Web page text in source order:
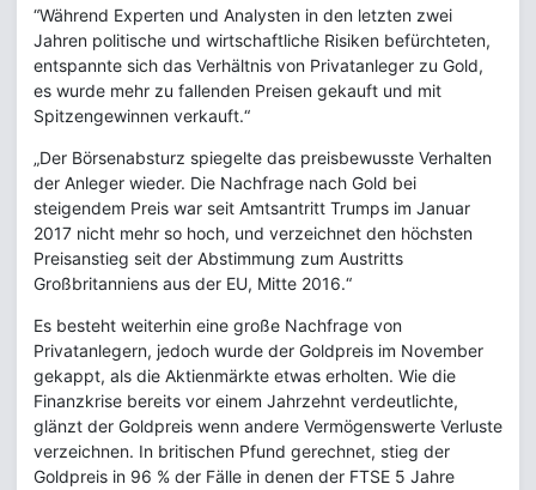
“Während Experten und Analysten in den letzten zwei
Jahren politische und wirtschaftliche Risiken befürchteten,
entspannte sich das Verhältnis von Privatanleger zu Gold,
es wurde mehr zu fallenden Preisen gekauft und mit
Spitzengewinnen verkauft.“
„Der Börsenabsturz spiegelte das preisbewusste Verhalten
der Anleger wieder. Die Nachfrage nach Gold bei
steigendem Preis war seit Amtsantritt Trumps im Januar
2017 nicht mehr so hoch, und verzeichnet den höchsten
Preisanstieg seit der Abstimmung zum Austritts
Großbritanniens aus der EU, Mitte 2016.“
Es besteht weiterhin eine große Nachfrage von
Privatanlegern, jedoch wurde der Goldpreis im November
gekappt, als die Aktienmärkte etwas erholten. Wie die
Finanzkrise bereits vor einem Jahrzehnt verdeutlichte,
glänzt der Goldpreis wenn andere Vermögenswerte Verluste
verzeichnen. In britischen Pfund gerechnet, stieg der
Goldpreis in 96 % der Fälle in denen der FTSE 5 Jahre